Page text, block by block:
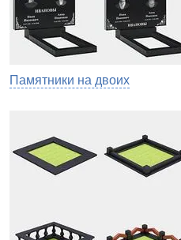
Памятники на двоих